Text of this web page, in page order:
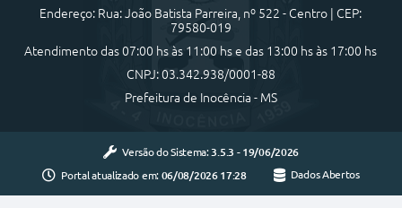
Endereço: Rua: João Batista Parreira, nº 522 - Centro | CEP:
79580-019
Atendimento das 07:00 hs às 11:00 hs e das 13:00 hs às 17:00 hs
CNPJ: 03.342.938/0001-88
Prefeitura de Inocência - MS
Versão do Sistema: 3.5.3 - 19/06/2026
Portal atualizado em: 06/08/2026 17:28 Dados Abertos